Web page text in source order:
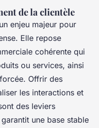
de la clientèle
enjeu majeur pour
Elle repose
cohérente qui
ou services, ainsi
Offrir des
les interactions et
des leviers
une base stable